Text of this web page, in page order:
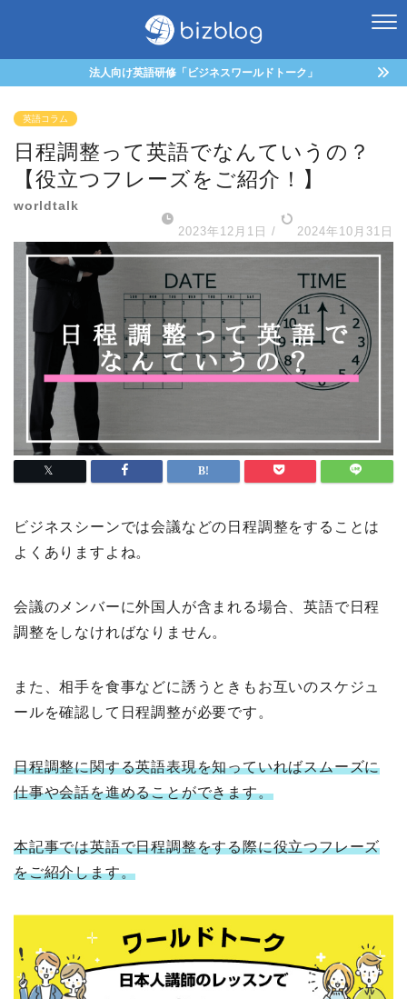
法人向け英語研修「ビジネスワールドトーク」
英語コラム
日程調整って英語でなんていうの？
【役立つフレーズをご紹介！】
worldtalk
2023年12月1日 / 2024年10月31日
ビジネスシーンでは会議などの日程調整をすることは
よくありますよね。
会議のメンバーに外国人が含まれる場合、英語で日程
調整をしなければなりません。
また、相手を食事などに誘うときもお互いのスケジュ
ールを確認して日程調整が必要です。
日程調整に関する英語表現を知っていればスムーズに
仕事や会話を進めることができます。
本記事では英語で日程調整をする際に役立つフレーズ
をご紹介します。